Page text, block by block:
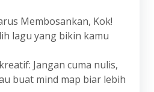
Membosankan, Kok!
lagu yang bikin kamu
Jangan cuma nulis,
buat mind map biar lebih